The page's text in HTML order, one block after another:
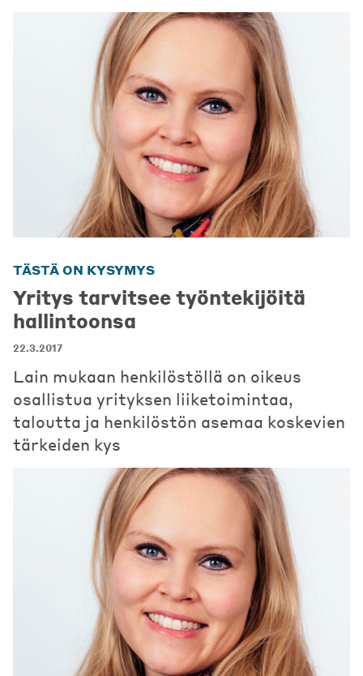
TÄSTÄ ON KYSYMYS
Yritys tarvitsee työntekijöitä
hallintoonsa
22.3.2017
Lain mukaan henkilöstöllä on oikeus
osallistua yrityksen liiketoimintaa,
taloutta ja henkilöstön asemaa koskevien
tärkeiden kys